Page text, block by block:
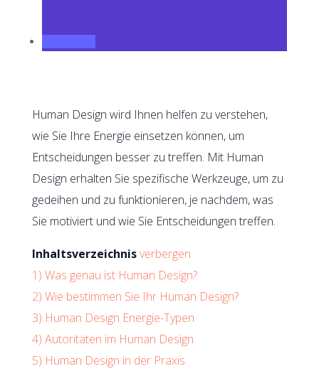
Human Design wird Ihnen helfen zu verstehen,
wie Sie Ihre Energie einsetzen können, um
Entscheidungen besser zu treffen. Mit Human
Design erhalten Sie spezifische Werkzeuge, um zu
gedeihen und zu funktionieren, je nachdem, was
Sie motiviert und wie Sie Entscheidungen treffen.
Inhaltsverzeichnisverbergen
1) Was genau ist Human Design?
2) Wie bestimmen Sie Ihr Human Design?
3) Human Design Energie-Typen
4) Autoritäten im Human Design
5) Human Design in der Praxis